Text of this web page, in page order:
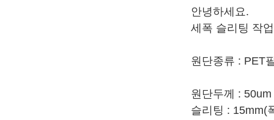
안녕하세요.
세폭 슬리팅 작
원단종류 : PET
원단두께 :
슬리팅 : 15mm(